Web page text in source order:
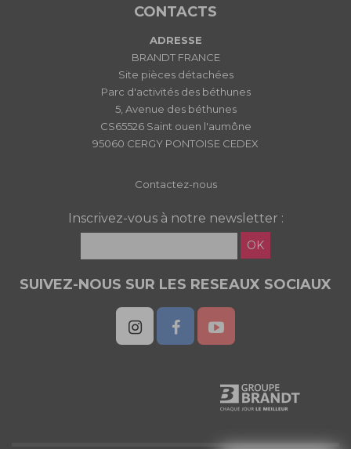
CONTACTS
ADRESSE
BRANDT FRANCE
Site pièces détachées
Parc d'activités des béthunes
5, Avenue des béthunes
CS65526 Saint ouen l'aumône
95060 CERGY PONTOISE CEDEX
Contactez-nous
Inscrivez-vous à notre newsletter :
OK
SUIVEZ-NOUS SUR LES RESEAUX SOCIAUX